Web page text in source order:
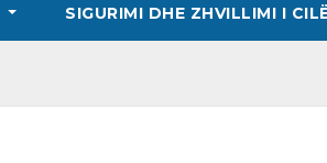
SIGURIMI DHE ZHVILLIMI I